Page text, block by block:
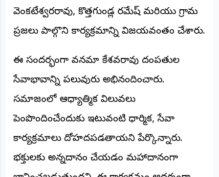
చేరండి
లాగిన్
©
2026
NTODAY
NEWS
ప్రతి
పక్షం
వెంకటేశ్వరరావు, కొత్తగుండ్ల రమేష్ మరియు గ్రామ
ప్రజలు పాల్గొని కార్యక్రమాన్ని విజయవంతం చేశారు.
ఈ సందర్భంగా వనమా కేశవరావు దంపతుల
సేవాభావాన్ని పలువురు అభినందించారు.
సమాజంలో ఆధ్యాత్మిక విలువలు
పెంపొందించేందుకు ఇటువంటి ధార్మిక, సేవా
కార్యక్రమాలు దోహదపడతాయని పేర్కొన్నారు.
భక్తులకు అన్నదానం చేయడం మహాదానంగా